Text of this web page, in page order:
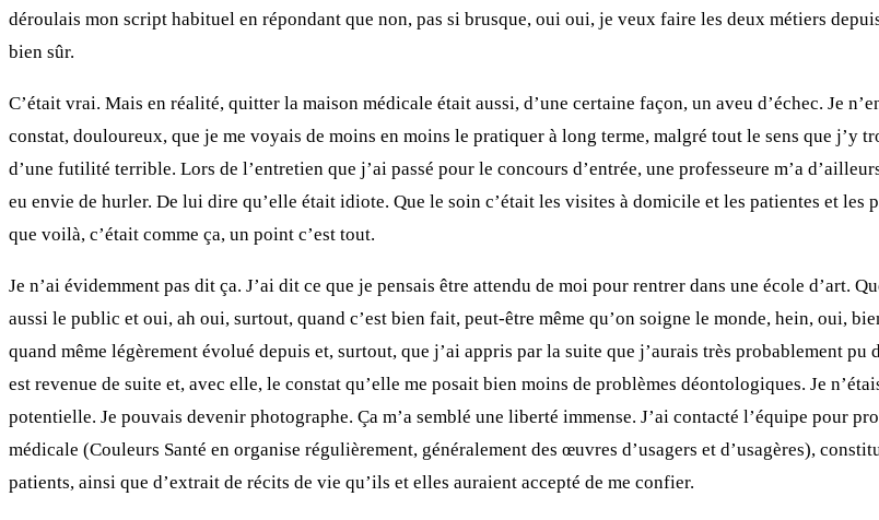
déroulais mon script habituel en répondant que non, pas si brusque, oui oui, je veux faire les deux métiers
bien sûr.
C’était vrai. Mais en réalité, quitter la maison médicale était aussi, d’une certaine façon, un aveu d’échec. Je
constat, douloureux, que je me voyais de moins en moins le pratiquer à long terme, malgré tout le sens que j’y
d’une futilité terrible. Lors de l’entretien que j’ai passé pour le concours d’entrée, une professeure m’a
eu envie de hurler. De lui dire qu’elle était idiote. Que le soin c’était les visites à domicile et les patientes et
que voilà, c’était comme ça, un point c’est tout.
Je n’ai évidemment pas dit ça. J’ai dit ce que je pensais être attendu de moi pour rentrer dans une école d’art.
aussi le public et oui, ah oui, surtout, quand c’est bien fait, peut-être même qu’on soigne le monde, hein, oui,
quand même légèrement évolué depuis et, surtout, que j’ai appris par la suite que j’aurais très probablement
est revenue de suite et, avec elle, le constat qu’elle me posait bien moins de problèmes déontologiques. Je
potentielle. Je pouvais devenir photographe. Ça m’a semblé une liberté immense. J’ai contacté l’équipe pour
médicale (Couleurs Santé en organise régulièrement, généralement des œuvres d’usagers et d’usagères),
patients, ainsi que d’extrait de récits de vie qu’ils et elles auraient accepté de me confier.